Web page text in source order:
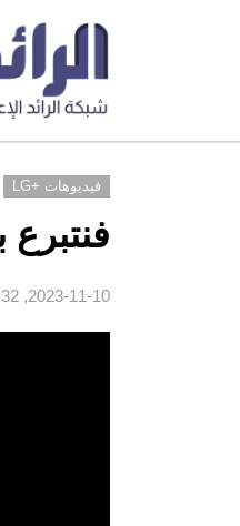
فيديوهات +LG
2023-11-10, 9:32 م